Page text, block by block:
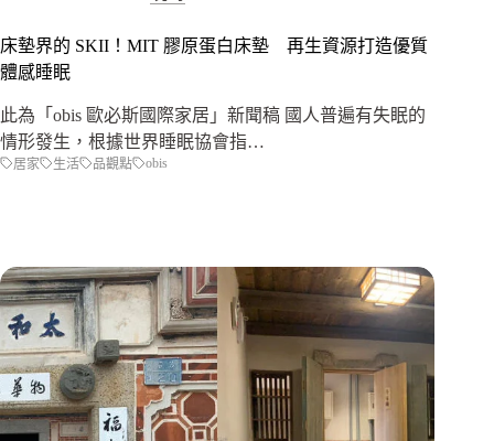
床墊界的 SKII！MIT 膠原蛋白床墊 再生資源打造優質
體感睡眠
此為「obis 歐必斯國際家居」新聞稿 國人普遍有失眠的
情形發生，根據世界睡眠協會指…
居家 生活 品觀點 obis